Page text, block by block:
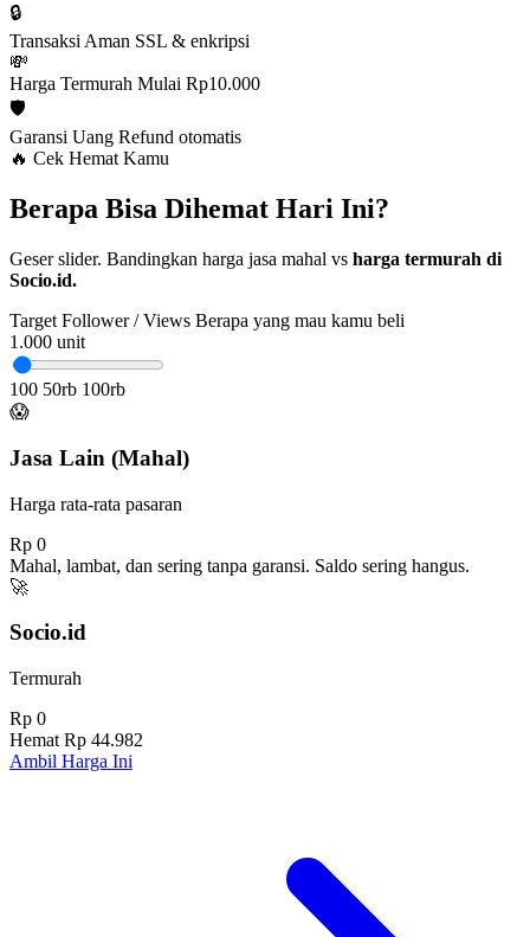
🔒
Transaksi Aman SSL & enkripsi
💸
Harga Termurah Mulai Rp10.000
🛡️
Garansi Uang Refund otomatis
🔥 Cek Hemat Kamu
Berapa Bisa Dihemat Hari Ini?
Geser slider. Bandingkan harga jasa mahal vs harga termurah di
Socio.id.
Target Follower / Views Berapa yang mau kamu beli
1.000 unit
100 50rb 100rb
😱
Jasa Lain (Mahal)
Harga rata-rata pasaran
Rp 0
Mahal, lambat, dan sering tanpa garansi. Saldo sering hangus.
🚀
Socio.id
Termurah
Rp 0
Hemat Rp 44.982
Ambil Harga Ini